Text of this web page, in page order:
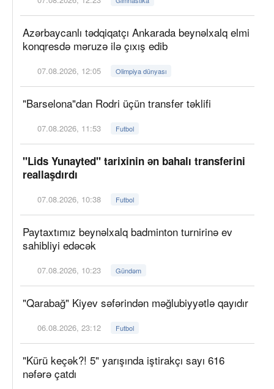
Azərbaycanlı tədqiqatçı Ankarada beynəlxalq elmi
konqresdə məruzə ilə çıxış edib
07.08.2026, 12:05 Olimpiya dünyası
"Barselona"dan Rodri üçün transfer təklifi
07.08.2026, 11:53 Futbol
"Lids Yunayted" tarixinin ən bahalı transferini
reallaşdırdı
07.08.2026, 10:38 Futbol
Paytaxtımız beynəlxalq badminton turnirinə ev
sahibliyi edəcək
07.08.2026, 10:23 Gündəm
"Qarabağ" Kiyev səfərindən məğlubiyyətlə qayıdır
06.08.2026, 23:12 Futbol
"Kürü keçək?! 5" yarışında iştirakçı sayı 616
nəfərə çatdı